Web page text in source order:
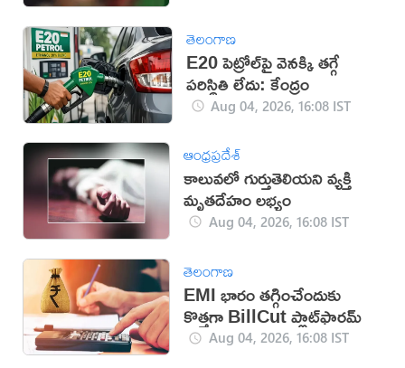
తెలంగాణ
E20 పెట్రోల్‌పై వెనక్కి తగ్గే
పరిస్థితి లేదు: కేంద్రం
Aug 04, 2026, 16:08 IST
ఆంధ్రప్రదేశ్
కాలువలో గుర్తుతెలియని వ్యక్తి
మృతదేహం లభ్యం
Aug 04, 2026, 16:08 IST
తెలంగాణ
EMI భారం తగ్గించేందుకు
కొత్తగా BillCut ప్లాట్‌ఫారమ్
Aug 04, 2026, 16:08 IST